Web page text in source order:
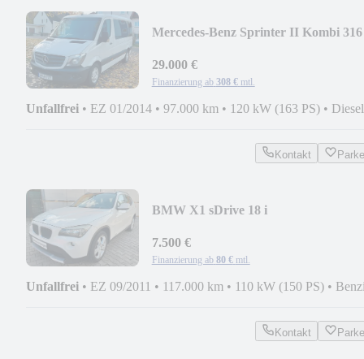
Mercedes-Benz Sprinter II Kombi 316
29.000 €
Finanzierung ab 308 € mtl.
Unfallfrei • EZ 01/2014 • 97.000 km • 120 kW (163 PS) • Diesel
Kontakt
BMW X1 sDrive 18 i
7.500 €
Finanzierung ab 80 € mtl.
Unfallfrei • EZ 09/2011 • 117.000 km • 110 kW (150 PS) •
Kontakt